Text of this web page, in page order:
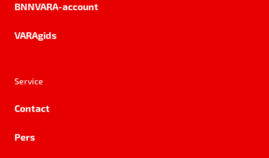
BNNVARA-account
VARAgids
Service
Contact
Pers